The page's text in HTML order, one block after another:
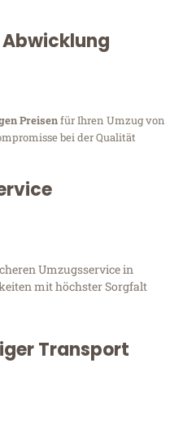
Preisenfür Ihren Umzug von
bei der Qualität
Umzugsservice in
mit höchster Sorgfalt
Transport